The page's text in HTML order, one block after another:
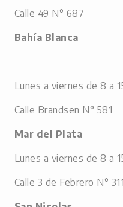
Calle 49 N° 687
Bahía Blanca
Lunes a viernes de 8 a
Calle Brandsen N° 581
Mar del Plata
Lunes a viernes de 8 a
Calle 3 de Febrero N°